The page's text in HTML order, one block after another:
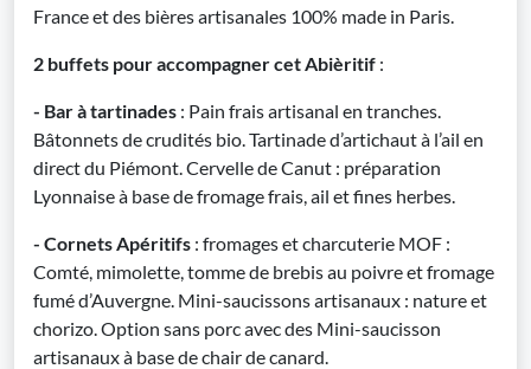
France et des bières artisanales 100% made in Paris.
2 buffets pour accompagner cet Abièritif :
- Bar à tartinades : Pain frais artisanal en tranches.
Bâtonnets de crudités bio. Tartinade d’artichaut à l’ail en
direct du Piémont. Cervelle de Canut : préparation
Lyonnaise à base de fromage frais, ail et fines herbes.
- Cornets Apéritifs : fromages et charcuterie MOF :
Comté, mimolette, tomme de brebis au poivre et fromage
fumé d’Auvergne. Mini-saucissons artisanaux : nature et
chorizo. Option sans porc avec des Mini-saucisson
artisanaux à base de chair de canard.